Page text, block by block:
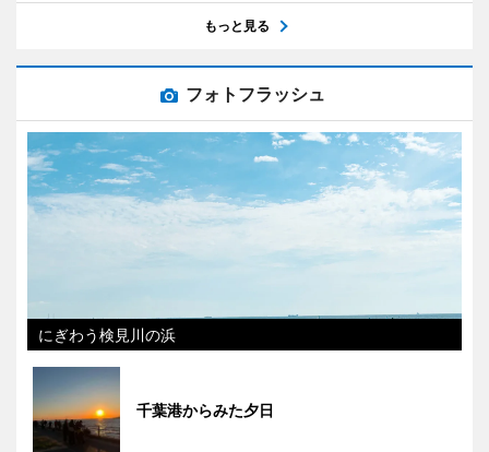
もっと見る
フォトフラッシュ
にぎわう検見川の浜
千葉港からみた夕日